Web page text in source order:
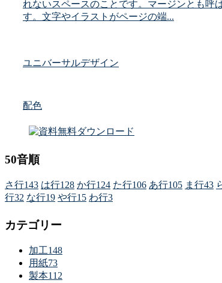
れないスペースのことです。マージンとも呼
す。文字やイラストがページの端...
ユニバーサルデザイン
配色
50音順
さ行143 は行128 か行124 た行106 あ行105 ま行43
行32 な行19 や行15 わ行3
カテゴリー
加工148
用紙73
製本112